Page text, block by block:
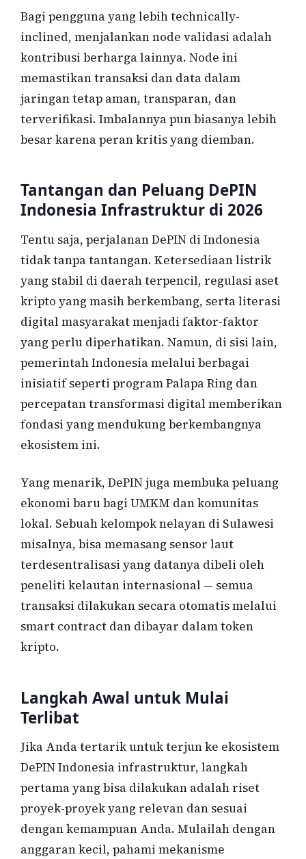
Bagi pengguna yang lebih technically-
inclined, menjalankan node validasi adalah
kontribusi berharga lainnya. Node ini
memastikan transaksi dan data dalam
jaringan tetap aman, transparan, dan
terverifikasi. Imbalannya pun biasanya lebih
besar karena peran kritis yang diemban.
Tantangan dan Peluang DePIN
Indonesia Infrastruktur di 2026
Tentu saja, perjalanan DePIN di Indonesia
tidak tanpa tantangan. Ketersediaan listrik
yang stabil di daerah terpencil, regulasi aset
kripto yang masih berkembang, serta literasi
digital masyarakat menjadi faktor-faktor
yang perlu diperhatikan. Namun, di sisi lain,
pemerintah Indonesia melalui berbagai
inisiatif seperti program Palapa Ring dan
percepatan transformasi digital memberikan
fondasi yang mendukung berkembangnya
ekosistem ini.
Yang menarik, DePIN juga membuka peluang
ekonomi baru bagi UMKM dan komunitas
lokal. Sebuah kelompok nelayan di Sulawesi
misalnya, bisa memasang sensor laut
terdesentralisasi yang datanya dibeli oleh
peneliti kelautan internasional — semua
transaksi dilakukan secara otomatis melalui
smart contract dan dibayar dalam token
kripto.
Langkah Awal untuk Mulai
Terlibat
Jika Anda tertarik untuk terjun ke ekosistem
DePIN Indonesia infrastruktur, langkah
pertama yang bisa dilakukan adalah riset
proyek-proyek yang relevan dan sesuai
dengan kemampuan Anda. Mulailah dengan
anggaran kecil, pahami mekanisme